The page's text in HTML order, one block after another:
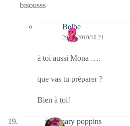
bisousss
Belbe
29/12/2010/10:21
à toi aussi Mona ….
que vas tu préparer ?
Bien à toi!
fabymary poppins